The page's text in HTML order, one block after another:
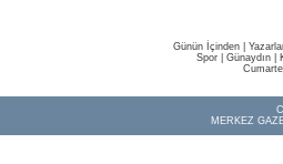
Günün İçinden
Spor
Günaydın
MERKEZ